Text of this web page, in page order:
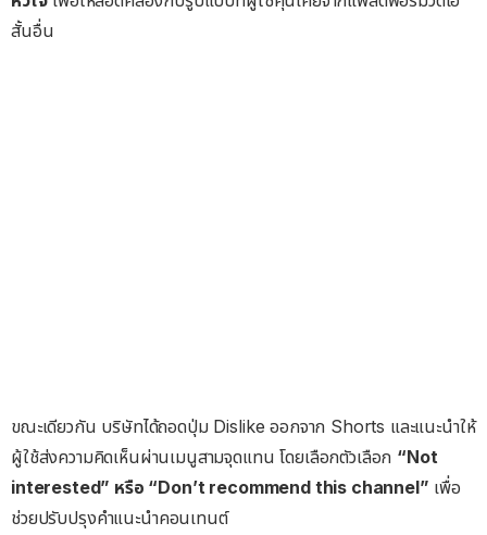
สั้นอื่น
ขณะเดียวกัน บริษัทได้ถอดปุ่ม Dislike ออกจาก Shorts และแนะนำให้
ผู้ใช้ส่งความคิดเห็นผ่านเมนูสามจุดแทน โดยเลือกตัวเลือก “Not
interested” หรือ “Don’t recommend this channel” เพื่อ
ช่วยปรับปรุงคำแนะนำคอนเทนต์